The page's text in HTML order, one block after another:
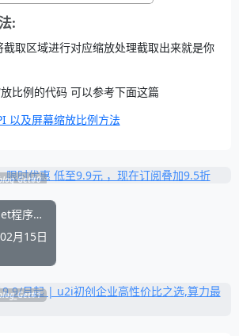
:
取区域进行对应缩放处理截取出来就是你
比例的代码 可以参考下面这篇
以及屏幕缩放比例方法
win10下怎么关闭.Net程序崩溃后，弹出了“停止工作”系统异常对话框问题
月15日